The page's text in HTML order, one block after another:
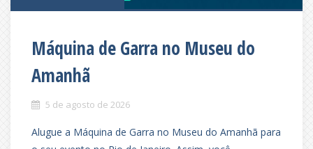
Máquina de Garra no Museu do
Amanhã
5 de agosto de 2026
Alugue a Máquina de Garra no Museu do Amanhã para